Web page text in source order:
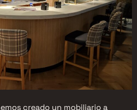
creado un mobiliario a